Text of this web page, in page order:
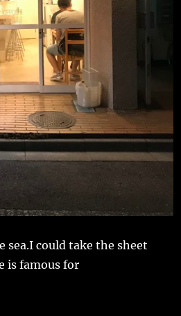
sea.I could take the sheet
is famous for